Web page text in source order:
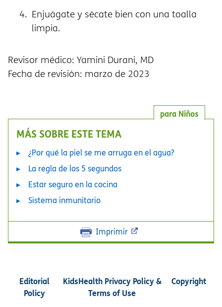
Enjuágate y sécate bien con una toalla
limpia.
Revisor médico: Yamini Durani, MD
Fecha de revisión: marzo de 2023
para Niños
MÁS SOBRE ESTE TEMA
¿Por qué la piel se me arruga en el agua?
La regla de los 5 segundos
Estar seguro en la cocina
Sistema inmunitario
Imprimir
Editorial
Policy
KidsHealth Privacy Policy &
Terms of Use
Copyright